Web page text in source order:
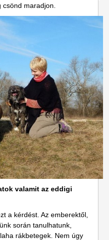
csönd maradjon.
valamit az eddigi
a kérdést. Az emberektől,
során tanulhatunk,
rákbetegek. Nem úgy